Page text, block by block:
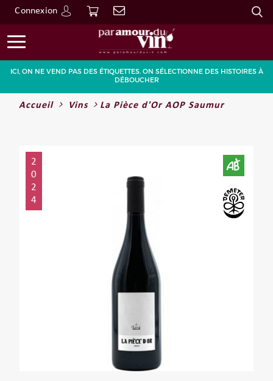
Connexion
Go
ICI, ON NE VEND PAS DES ÉTIQUETTES. ON SÉLECTIONNE DES HISTOIRES À
DÉBOUCHER
Accueil Vins La Pièce d'Or AOP Saumur
2
0
2
4